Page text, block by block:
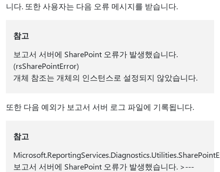
니다. 또한 사용자는 다음 오류 메시지를 받습니다.
참고
보고서 서버에 SharePoint 오류가 발생했습니다.
(rsSharePointError)
개체 참조는 개체의 인스턴스로 설정되지 않았습니다.
또한 다음 예외가 보고서 서버 로그 파일에 기록됩니다.
참고
보고서 서버에 SharePoint 오류가 발생했습니다. >---